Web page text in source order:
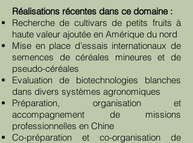
Réalisations récentes dans ce domaine :
Recherche de cultivars de petits fruits à
haute valeur ajoutée en Amérique du nord
Mise en place d’essais internationaux de
semences de céréales mineures et de
pseudo-céréales
Evaluation de biotechnologies blanches
dans divers systèmes agronomiques
Préparation, organisation et
accompagnement de missions
professionnelles en Chine
Co-préparation et co-organisation de